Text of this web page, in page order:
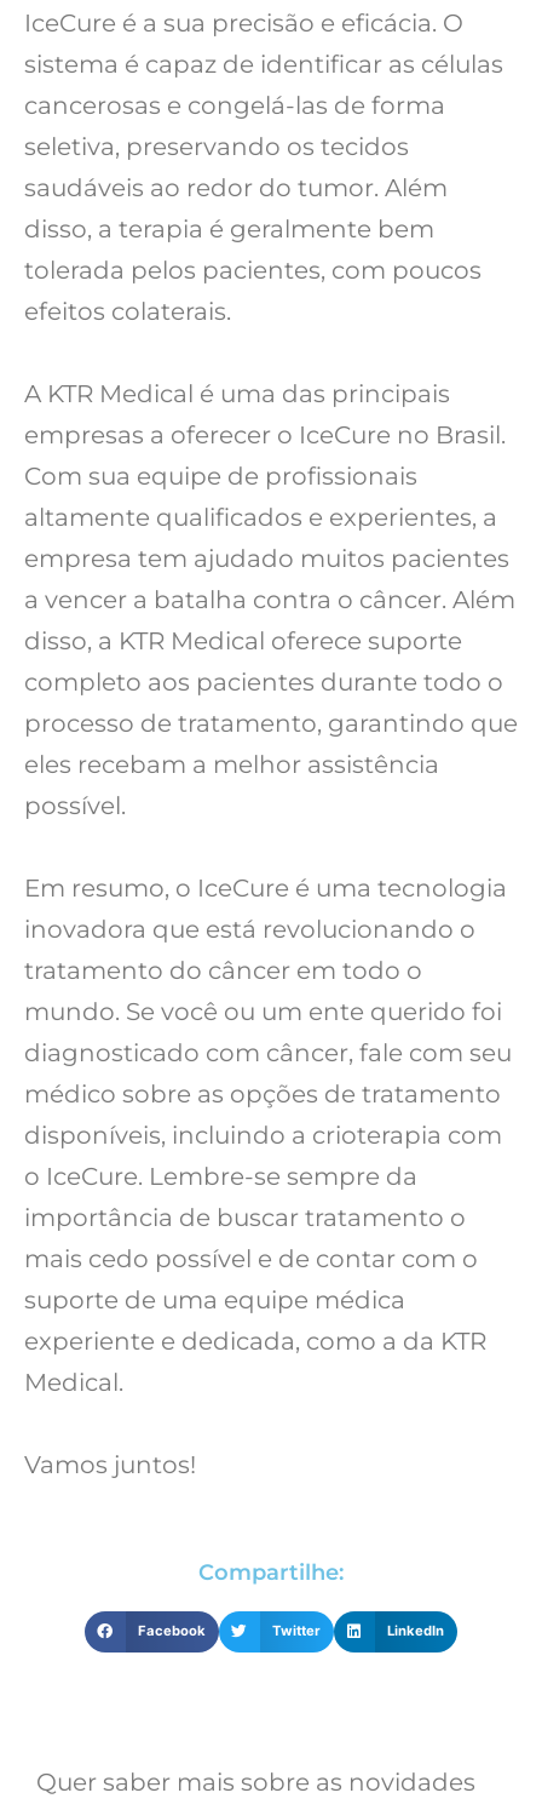
IceCure é a sua precisão e eficácia. O
sistema é capaz de identificar as células
cancerosas e congelá-las de forma
seletiva, preservando os tecidos
saudáveis ao redor do tumor. Além
disso, a terapia é geralmente bem
tolerada pelos pacientes, com poucos
efeitos colaterais.
A KTR Medical é uma das principais
empresas a oferecer o IceCure no Brasil.
Com sua equipe de profissionais
altamente qualificados e experientes, a
empresa tem ajudado muitos pacientes
a vencer a batalha contra o câncer. Além
disso, a KTR Medical oferece suporte
completo aos pacientes durante todo o
processo de tratamento, garantindo que
eles recebam a melhor assistência
possível.
Em resumo, o IceCure é uma tecnologia
inovadora que está revolucionando o
tratamento do câncer em todo o
mundo. Se você ou um ente querido foi
diagnosticado com câncer, fale com seu
médico sobre as opções de tratamento
disponíveis, incluindo a crioterapia com
o IceCure. Lembre-se sempre da
importância de buscar tratamento o
mais cedo possível e de contar com o
suporte de uma equipe médica
experiente e dedicada, como a da KTR
Medical.
Vamos juntos!
Compartilhe:
Facebook Twitter LinkedIn
Quer saber mais sobre as novidades